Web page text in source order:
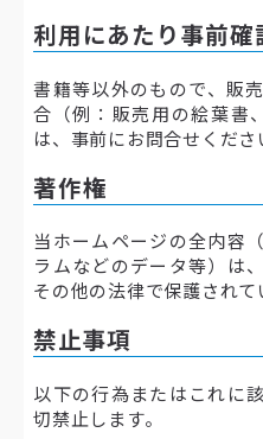
利用にあたり事前
書籍等以外のもので、販
合（例：販売用の絵葉書
は、事前にお問合せくださ
著作権
当ホームページの全内容
ラムなどのデータ等）は
その他の法律で保護されて
禁止事項
以下の行為またはこれに
切禁止します。